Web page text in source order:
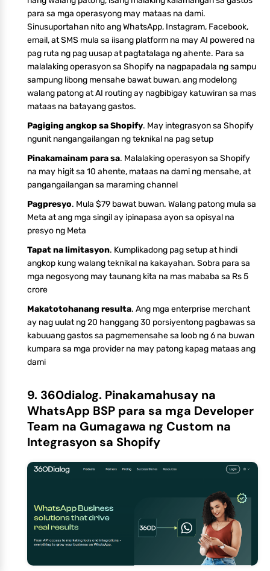
para sa mga operasyong may mataas na dami.
Sinusuportahan nito ang WhatsApp, Instagram, Facebook,
email, at SMS mula sa iisang platform na may AI powered na
pag ruta ng pag uusap at pagtatalaga ng ahente. Para sa
malalaking operasyon sa Shopify na nagpapadala ng sampu
sampung libong mensahe bawat buwan, ang modelong
walang patong at AI routing ay nagbibigay katuwiran sa mas
mataas na batayang gastos.
Pagiging angkop sa Shopify. May integrasyon sa Shopify
ngunit nangangailangan ng teknikal na pag setup
Pinakamainam para sa. Malalaking operasyon sa Shopify
na may higit sa 10 ahente, mataas na dami ng mensahe, at
pangangailangan sa maraming channel
Pagpresyo. Mula $79 bawat buwan. Walang patong mula sa
Meta at ang mga singil ay ipinapasa ayon sa opisyal na
presyo ng Meta
Tapat na limitasyon. Kumplikadong pag setup at hindi
angkop kung walang teknikal na kakayahan. Sobra para sa
mga negosyong may taunang kita na mas mababa sa Rs 5
crore
Makatotohanang resulta. Ang mga enterprise merchant
ay nag uulat ng 20 hanggang 30 porsiyentong pagbawas sa
kabuuang gastos sa pagmemensahe sa loob ng 6 na buwan
kumpara sa mga provider na may patong kapag mataas ang
dami
9. 360dialog. Pinakamahusay na
WhatsApp BSP para sa mga Developer
Team na Gumagawa ng Custom na
Integrasyon sa Shopify